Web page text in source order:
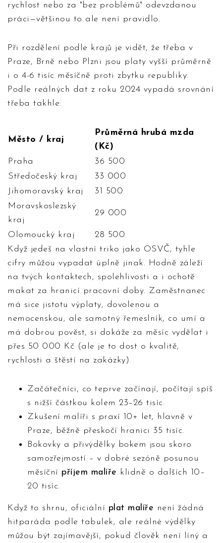
rychlost nebo za "bez problémů" odevzdanou
práci—většinou to ale není pravidlo.
Při rozdělení podle krajů je vidět, že třeba v
Praze, Brně nebo Plzni jsou platy vyšší průměrně
i o 4-6 tisíc měsíčně proti zbytku republiky.
Podle reálných dat z roku 2024 vypadá srovnání
třeba takhle:
Město / kraj
Průměrná hrubá mzda
(Kč)
Praha
36 500
Středočeský kraj
33 000
Jihomoravský kraj
31 500
Moravskoslezský
kraj
29 000
Olomoucký kraj
28 500
Když jedeš na vlastní triko jako OSVČ, tyhle
cifry můžou vypadat úplně jinak. Hodně záleží
na tvých kontaktech, spolehlivosti a i ochotě
makat za hranicí pracovní doby. Zaměstnanec
má sice jistotu výplaty, dovolenou a
nemocenskou, ale samotný řemeslník, co umí a
má dobrou pověst, si dokáže za měsíc vydělat i
přes 50 000 Kč (ale je to dost o kvalitě,
rychlosti a štěstí na zakázky).
Začátečníci, co teprve začínají, počítají spíš
s nižší částkou kolem 23–26 tisíc.
Zkušení malíři s praxí 10+ let, hlavně v
Praze, běžně přeskočí hranici 35 tisíc.
Bokovky a přivýdělky bokem jsou skoro
samozřejmostí – v dobré sezóně posunou
měsíční příjem malíře klidně o dalších 10–
20 tisíc.
Když to shrnu, oficiální plat malíře není žádná
hitparáda podle tabulek, ale reálné výdělky
můžou být zajímavější, pokud člověk není líný a